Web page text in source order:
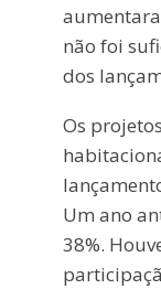
não foi
dos
Os
Um ano
38%.